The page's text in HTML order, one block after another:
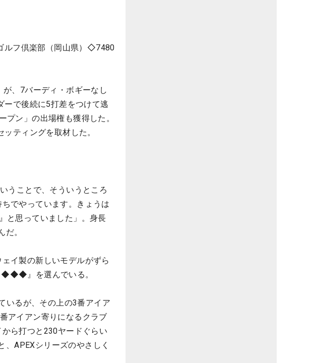
ルフ倶楽部（岡山県）◇7480
、7バーディ・ボギーなし
ーで後続に5打差をつけて逃
ン」の出場権も獲得した。
ティングを取材した。
うことで、そういうところ
でやっています。きょうは
と思っていました」。身長
。
イ製の新しいモデルがずら
◆◆◆』を選んでいる。
いるが、その上の3番アイア
アイアン寄りになるクラブ
ら打つと230ヤードぐらい
APEXシリーズのやさしく